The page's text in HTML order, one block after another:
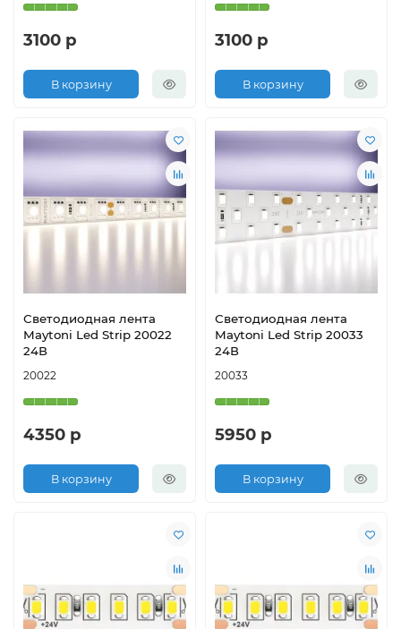
3100 р
В корзину
3100 р
В корзину
Светодиодная лента
Maytoni Led Strip 20022
24В
20022
4350 р
В корзину
Светодиодная лента
Maytoni Led Strip 20033
24В
20033
5950 р
В корзину